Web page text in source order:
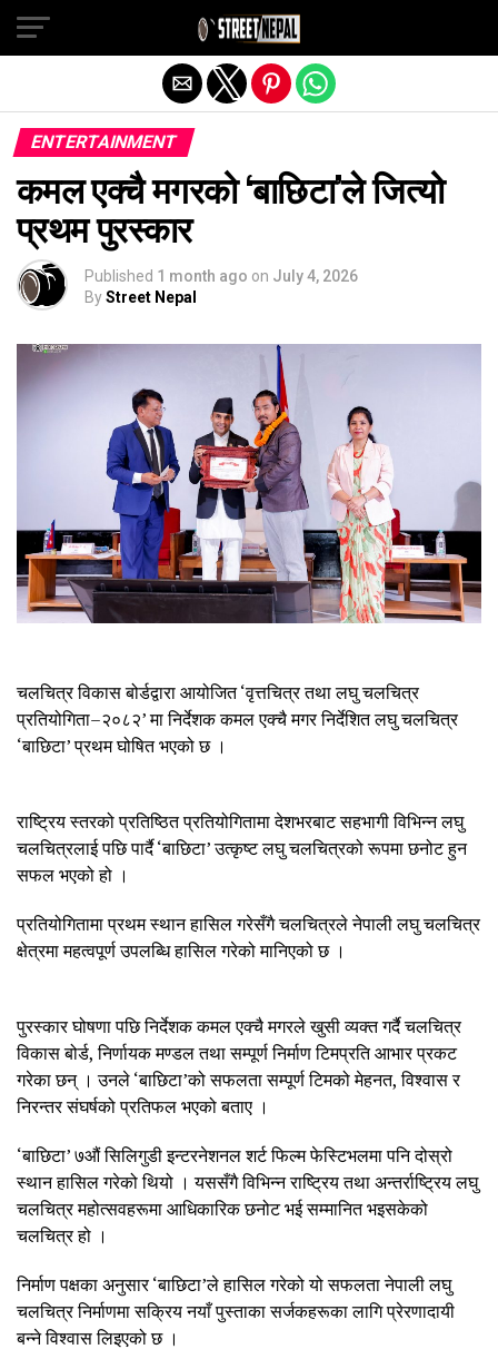
ENTERTAINMENT
कमल एक्चै मगरको ‘बाछिटा’ले जित्यो
प्रथम पुरस्कार
Published 1 month ago on July 4, 2026
ByStreet Nepal
चलचित्र विकास बोर्डद्वारा आयोजित ‘वृत्तचित्र तथा लघु चलचित्र
प्रतियोगिता–२०८२’ मा निर्देशक कमल एक्चै मगर निर्देशित लघु चलचित्र
‘बाछिटा’ प्रथम घोषित भएको छ ।
राष्ट्रिय स्तरको प्रतिष्ठित प्रतियोगितामा देशभरबाट सहभागी विभिन्न लघु
चलचित्रलाई पछि पार्दै ‘बाछिटा’ उत्कृष्ट लघु चलचित्रको रूपमा छनोट हुन
सफल भएको हो ।
प्रतियोगितामा प्रथम स्थान हासिल गरेसँगै चलचित्रले नेपाली लघु चलचित्र
क्षेत्रमा महत्वपूर्ण उपलब्धि हासिल गरेको मानिएको छ ।
पुरस्कार घोषणा पछि निर्देशक कमल एक्चै मगरले खुसी व्यक्त गर्दै चलचित्र
विकास बोर्ड, निर्णायक मण्डल तथा सम्पूर्ण निर्माण टिमप्रति आभार प्रकट
गरेका छन् । उनले ‘बाछिटा’को सफलता सम्पूर्ण टिमको मेहनत, विश्वास र
निरन्तर संघर्षको प्रतिफल भएको बताए ।
‘बाछिटा’ ७औं सिलिगुडी इन्टरनेशनल शर्ट फिल्म फेस्टिभलमा पनि दोस्रो
स्थान हासिल गरेको थियो । यससँगै विभिन्न राष्ट्रिय तथा अन्तर्राष्ट्रिय लघु
चलचित्र महोत्सवहरूमा आधिकारिक छनोट भई सम्मानित भइसकेको
चलचित्र हो ।
निर्माण पक्षका अनुसार ‘बाछिटा’ले हासिल गरेको यो सफलता नेपाली लघु
चलचित्र निर्माणमा सक्रिय नयाँ पुस्ताका सर्जकहरूका लागि प्रेरणादायी
बन्ने विश्वास लिइएको छ ।
Exit mobile version